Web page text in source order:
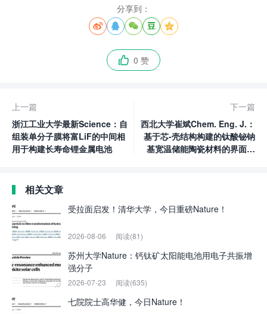
分享到：
    
 0 赞
上一篇
浙江工业大学最新Science：自
组装单分子膜将富LiF的中间相
用于构建长寿命锂金属电池
下一篇
西北大学崔斌Chem. Eng. J.：
基于芯-壳结构构建的钛酸铋钠
基宽温储能陶瓷材料的界面与
相关文章
受拉面启发！清华大学，今日重磅Nature！
2026-08-06 阅读(81)
苏州大学Nature：钙钛矿太阳能电池用电子共振增
强分子
2026-07-23 阅读(635)
七院院士高华健，今日Nature！